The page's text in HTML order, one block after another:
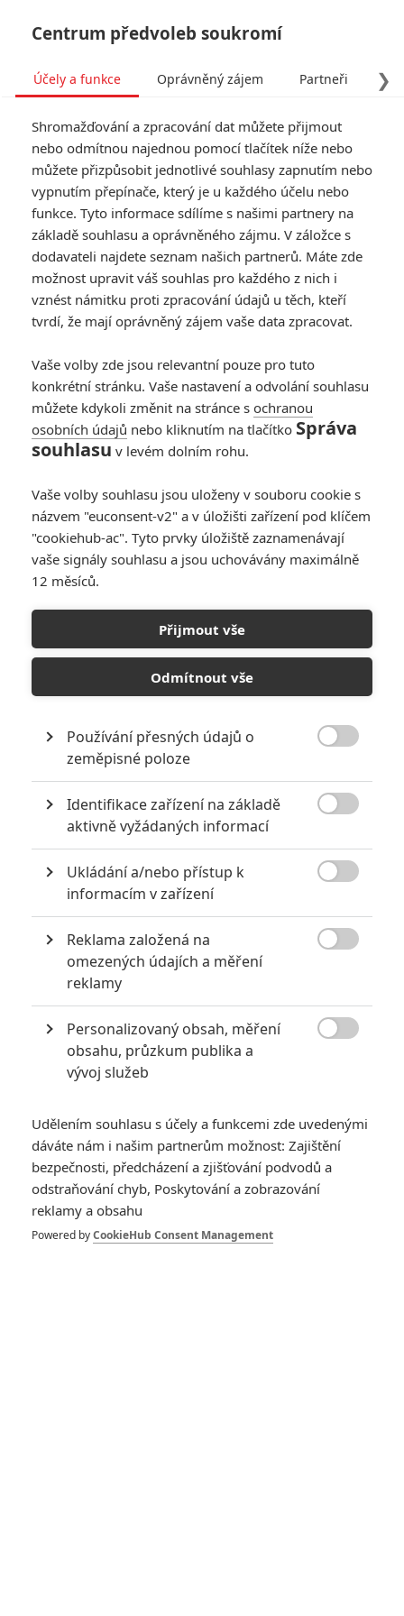
Mlčení
Mlčení pojednává o dvou
jezuitských misionářích, kteří se v
17. století vypraví do Japonska
hledat svého zmizelého mentora.
Japonsku zakázáno, a tak na oba
muže čeká těžká zkouška. V
hlavních rolích hrají Andrew
Garfield, Adam Driver, Liam
Neeson, Tadanobu Asano a
Ciarán Hinds. Režíroval Martin
slovenské premiéry je stanoveno
na 16. 2. 2017.
Galerie k filmu Mlčení
GALERIE
Centrum předvoleb soukromí
❯
Účely a funkce Oprávněný zájem Partneři
Shromažďování a zpracování dat můžete přijmout
nebo odmítnou najednou pomocí tlačítek níže nebo
můžete přizpůsobit jednotlivé souhlasy zapnutím nebo
vypnutím přepínače, který je u každého účelu nebo
funkce. Tyto informace sdílíme s našimi partnery na
základě souhlasu a oprávněného zájmu. V záložce s
dodavateli najdete seznam našich partnerů. Máte zde
možnost upravit váš souhlas pro každého z nich i
vznést námitku proti zpracování údajů u těch, kteří
tvrdí, že mají oprávněný zájem vaše data zpracovat.
Vaše volby zde jsou relevantní pouze pro tuto
konkrétní stránku. Vaše nastavení a odvolání souhlasu
můžete kdykoli změnit na stránce s ochranou
osobních údajů nebo kliknutím na tlačítko Správa
souhlasu v levém dolním rohu.
Vaše volby souhlasu jsou uloženy v souboru cookie s
názvem "euconsent-v2" a v úložišti zařízení pod klíčem
"cookiehub-ac". Tyto prvky úložiště zaznamenávají
vaše signály souhlasu a jsou uchovávány maximálně
12 měsíců.
Přijmout vše
Odmítnout vše
Používání přesných údajů o
zeměpisné poloze
Identifikace zařízení na základě
aktivně vyžádaných informací
Ukládání a/nebo přístup k
informacím v zařízení
Reklama založená na
omezených údajích a měření
reklamy
Personalizovaný obsah, měření
obsahu, průzkum publika a
vývoj služeb
Udělením souhlasu s účely a funkcemi zde uvedenými
dáváte nám i našim partnerům možnost: Zajištění
bezpečnosti, předcházení a zjišťování podvodů a
odstraňování chyb, Poskytování a zobrazování
reklamy a obsahu
Powered byCookieHub Consent Management